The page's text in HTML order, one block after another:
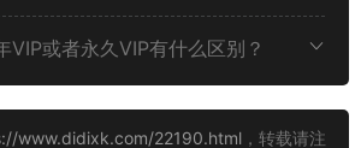
VIP或者永久VIP有什么区别？
www.didixk.com/22190.html ，转载请注